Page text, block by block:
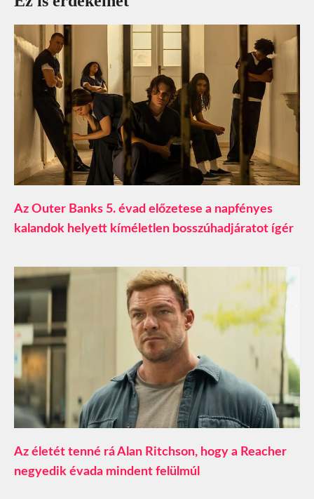
Az Outer Banks 5. évad előzetese a napfényes
kalandok helyett kíméletlen bosszúhadjáratot ígér
Az életét tenné rá Alan Ritchson, hogy a Reacher
negyedik évada mindent felülmúl